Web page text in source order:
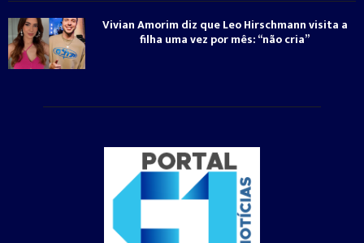
Vivian Amorim diz que Leo Hirschmann visita a
filha uma vez por mês: “não cria”